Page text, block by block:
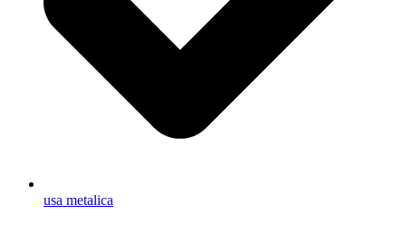
usa metalica